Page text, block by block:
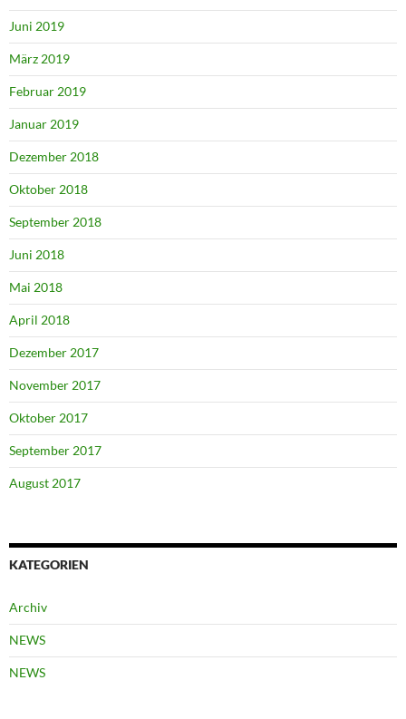
Juni 2019
März 2019
Februar 2019
Januar 2019
Dezember 2018
Oktober 2018
September 2018
Juni 2018
Mai 2018
April 2018
Dezember 2017
November 2017
Oktober 2017
September 2017
August 2017
KATEGORIEN
Archiv
NEWS
NEWS